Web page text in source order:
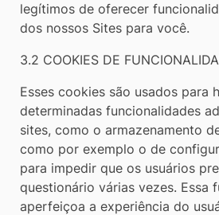
legítimos de oferecer
dos nossos Sites para você.
3.2 COOKIES DE
Esses cookies são usados para
determinadas funcionalidades
sites, como o armazenamento
como por exemplo o de
para impedir que os usuários
questionário várias vezes. Essa
aperfeiçoa a experiência do